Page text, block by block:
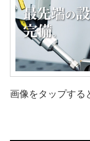
画像をタップす